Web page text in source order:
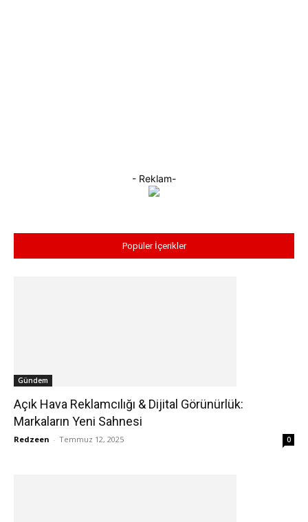
- Reklam-
Popüler İçerikler
Gündem
Açık Hava Reklamcılığı & Dijital Görünürlük:
Markaların Yeni Sahnesi
Redzeen - Temmuz 12, 2025 0